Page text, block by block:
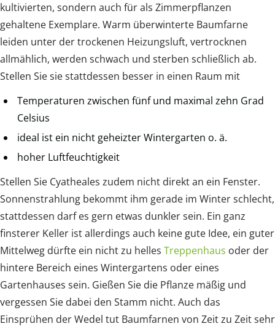
kultivierten, sondern auch für als Zimmerpflanzen
gehaltene Exemplare. Warm überwinterte Baumfarne
leiden unter der trockenen Heizungsluft, vertrocknen
allmählich, werden schwach und sterben schließlich ab.
Stellen Sie sie stattdessen besser in einen Raum mit
Temperaturen zwischen fünf und maximal zehn Grad
Celsius
ideal ist ein nicht geheizter Wintergarten o. ä.
hoher Luftfeuchtigkeit
Stellen Sie Cyatheales zudem nicht direkt an ein Fenster.
Sonnenstrahlung bekommt ihm gerade im Winter schlecht,
stattdessen darf es gern etwas dunkler sein. Ein ganz
finsterer Keller ist allerdings auch keine gute Idee, ein guter
Mittelweg dürfte ein nicht zu helles Treppenhaus oder der
hintere Bereich eines Wintergartens oder eines
Gartenhauses sein. Gießen Sie die Pflanze mäßig und
vergessen Sie dabei den Stamm nicht. Auch das
Einsprühen der Wedel tut Baumfarnen von Zeit zu Zeit sehr